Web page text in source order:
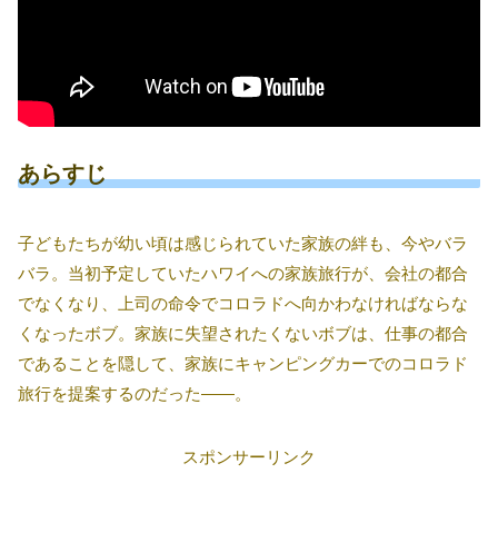
あらすじ
子どもたちが幼い頃は感じられていた家族の絆も、今やバラ
バラ。当初予定していたハワイへの家族旅行が、会社の都合
でなくなり、上司の命令でコロラドへ向かわなければならな
くなったボブ。家族に失望されたくないボブは、仕事の都合
であることを隠して、家族にキャンピングカーでのコロラド
旅行を提案するのだった――。
スポンサーリンク